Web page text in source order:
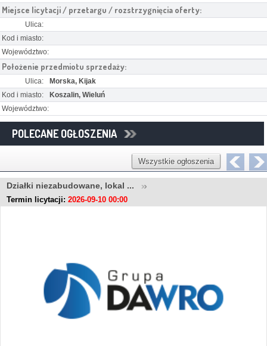
Miejsce licytacji / przetargu / rozstrzygnięcia oferty:
Ulica:
Kod i miasto:
Województwo:
Położenie przedmiotu sprzedaży:
Ulica:
Morska, Kijak
Kod i miasto:
Koszalin, Wieluń
Województwo:
POLECANE OGŁOSZENIA
Wszystkie ogłoszenia
Działki niezabudowane, lokal ...
Termin licytacji: 2026-09-10 00:00